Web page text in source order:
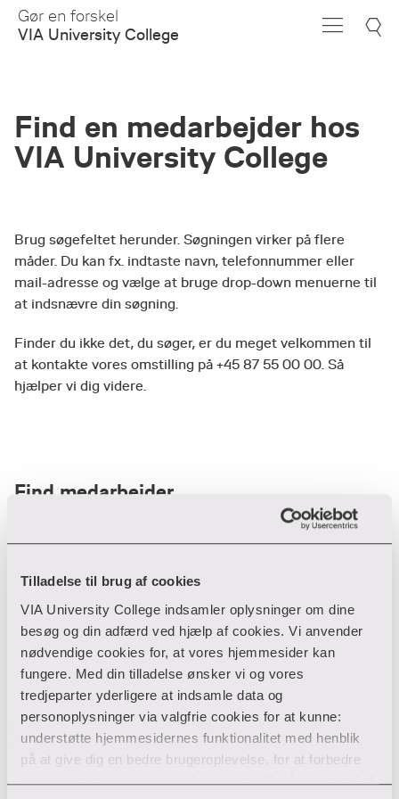
Tilladelse til brug af cookies
VIA University College indsamler oplysninger om dine
besøg og din adfærd ved hjælp af cookies. Vi anvender
nødvendige cookies for, at vores hjemmesider kan
fungere. Med din tilladelse ønsker vi og vores
tredjeparter yderligere at indsamle data og
personoplysninger via valgfrie cookies for at kunne:
understøtte hjemmesidernes funktionalitet med henblik
på at give dig en bedre brugeroplevelse, for at forbedre
vores hjemmesider og udarbejde statistik på baggrund af
Skip
Main
Gør en forskel
VIA University College
Find en medarbejder hos
VIA University College
Brug søgefeltet herunder. Søgningen virker på flere
måder. Du kan fx. indtaste navn, telefonnummer eller
mail-adresse og vælge at bruge drop-down menuerne til
at indsnævre din søgning.
Finder du ikke det, du søger, er du meget velkommen til
at kontakte vores omstilling på +45 87 55 00 00. Så
hjælper vi dig videre.
Find medarbejder
Filter
Ryd filtre
Din søgning gav desværre ikke noget resultat
Giv ikke op endnu!